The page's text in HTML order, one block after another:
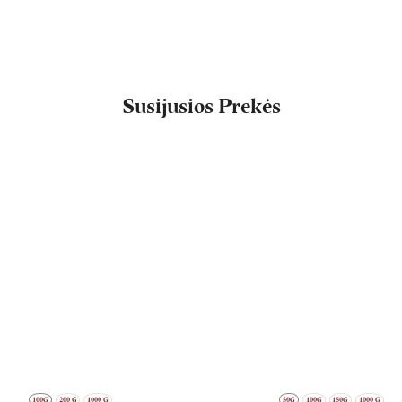
Susijusios Prekės
100G 200 G 1000 G 50G 100G 150G 1000 G